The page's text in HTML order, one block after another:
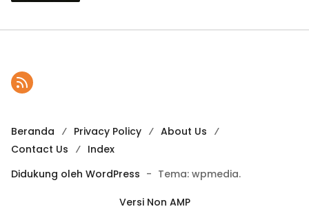
Beranda Privacy Policy
About Us
Contact Us
Index
Didukung oleh WordPress - Tema: wpmedia.
Versi Non AMP